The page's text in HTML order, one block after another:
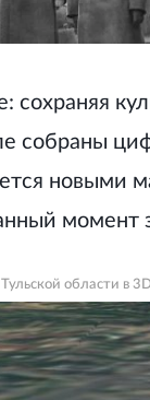
сохраняя
собраны
новыми
области в